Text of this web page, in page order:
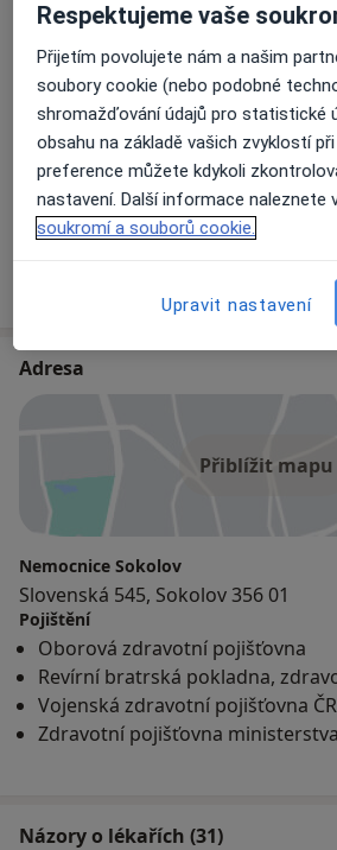
MUDr. Jan Kirchner
Gastroenterolog,
11 názorů
Luboš Fišer
Internista, Kardiolog
27 názorů
+ 13 specialistů
Adresa
Přiblížit mapu
Nemocnice Sokolov
Slovenská 545, Sokolov 356 01
Pojištění
Oborová zdravotní pojišťovna
Revírní bratrská pokladna,
Vojenská zdravotní pojišťovna ČR
Zdravotní pojišťovna
Názory o lékařích (31)
Respektujeme vaše
Přijetím povolujete nám a našim
soubory cookie (nebo podobné
shromažďování údajů pro statistické
obsahu na základě vašich zvyklostí
preference můžete kdykoli
nastavení. Další informace naleznete
soukromí a souborů cookie.
Upravit nastavení